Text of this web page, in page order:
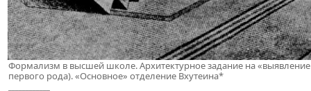
Формализм в высшей школе. Архитектурное задание на
первого рода). «Основное» отделение Вхутеина*